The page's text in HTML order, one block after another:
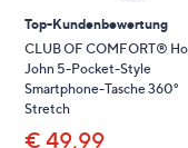
anzuzeigen.
Top-Kundenbewertung
CLUB OF COMFORT®
John 5-Pocket-Style
Smartphone-Tasche 360°
Stretch
€ 49,99